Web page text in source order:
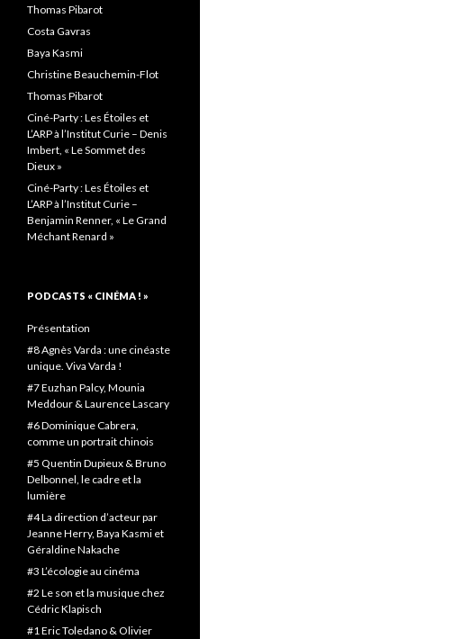
Thomas Pibarot
Costa Gavras
Baya Kasmi
Christine Beauchemin-Flot
Thomas Pibarot
Ciné-Party : Les Étoiles et
L’ARP à l’Institut Curie – Denis
Imbert, « Le Sommet des
Dieux »
Ciné-Party : Les Étoiles et
L’ARP à l’Institut Curie –
Benjamin Renner, « Le Grand
Méchant Renard »
PODCASTS « CINÉMA ! »
Présentation
#8 Agnès Varda : une cinéaste
unique. Viva Varda !
#7 Euzhan Palcy, Mounia
Meddour & Laurence Lascary
#6 Dominique Cabrera,
comme un portrait chinois
#5 Quentin Dupieux & Bruno
Delbonnel, le cadre et la
lumière
#4 La direction d’acteur par
Jeanne Herry, Baya Kasmi et
Géraldine Nakache
#3 L’écologie au cinéma
#2 Le son et la musique chez
Cédric Klapisch
#1 Eric Toledano & Olivier